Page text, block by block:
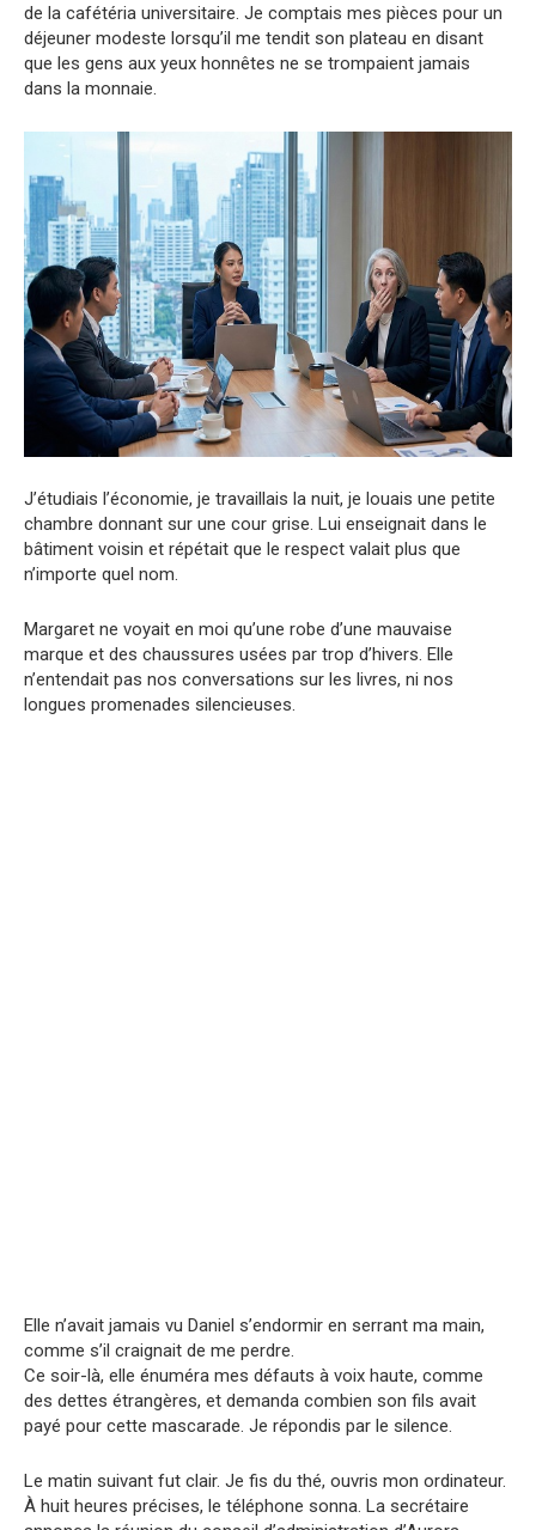
de la cafétéria universitaire. Je comptais mes pièces pour un
déjeuner modeste lorsqu’il me tendit son plateau en disant
que les gens aux yeux honnêtes ne se trompaient jamais
dans la monnaie.
J’étudiais l’économie, je travaillais la nuit, je louais une petite
chambre donnant sur une cour grise. Lui enseignait dans le
bâtiment voisin et répétait que le respect valait plus que
n’importe quel nom.
Margaret ne voyait en moi qu’une robe d’une mauvaise
marque et des chaussures usées par trop d’hivers. Elle
n’entendait pas nos conversations sur les livres, ni nos
longues promenades silencieuses.
Elle n’avait jamais vu Daniel s’endormir en serrant ma main,
comme s’il craignait de me perdre.
Ce soir-là, elle énuméra mes défauts à voix haute, comme
des dettes étrangères, et demanda combien son fils avait
payé pour cette mascarade. Je répondis par le silence.
Le matin suivant fut clair. Je fis du thé, ouvris mon ordinateur.
À huit heures précises, le téléphone sonna. La secrétaire